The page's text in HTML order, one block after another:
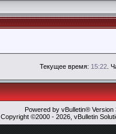
Текущее время: 15:22 .
Powered by vBulletin®
Copyright ©2000 - 2026, vBulletin